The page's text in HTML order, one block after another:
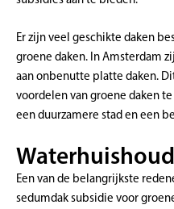
Er zijn veel geschikte daken
groene daken. In Amsterdam
aan onbenutte platte daken.
voordelen van groene daken
een duurzamere stad en een
Een van de belangrijkste
sedumdak subsidie voor